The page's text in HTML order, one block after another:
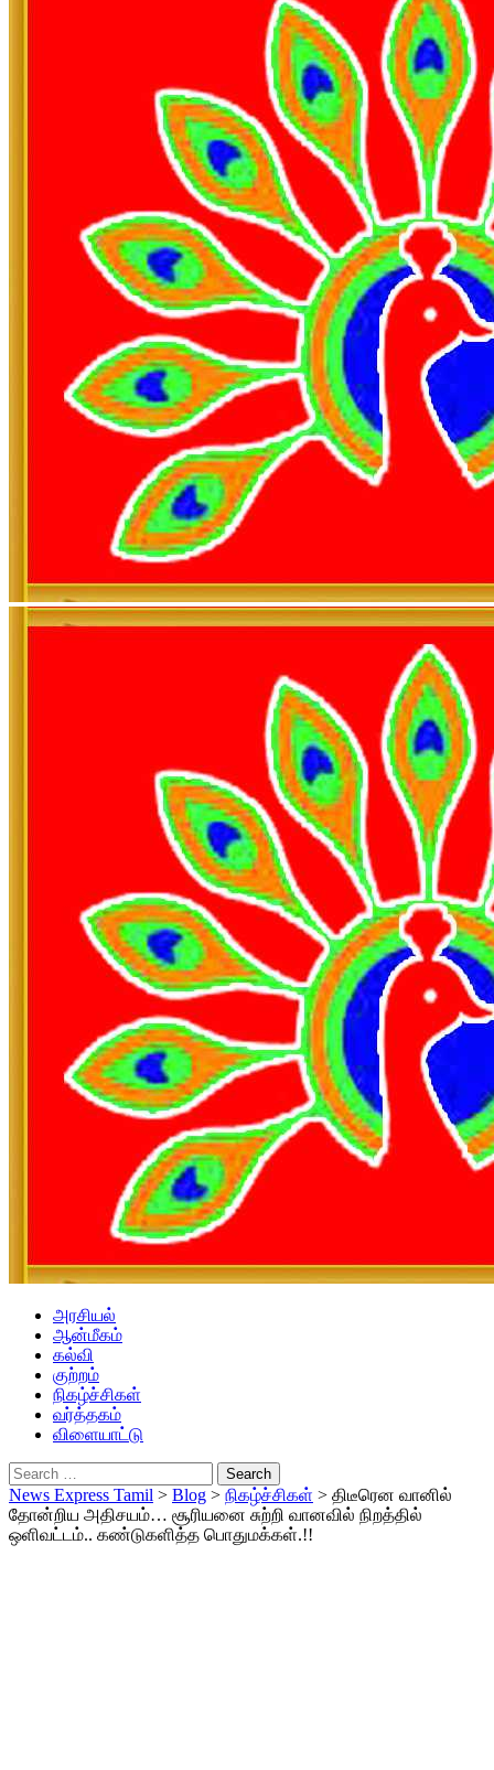
அரசியல்
ஆன்மீகம்
கல்வி
குற்றம்
நிகழ்ச்சிகள்
வர்த்தகம்
விளையாட்டு
Search
for:
News Express Tamil > Blog > நிகழ்ச்சிகள் > திடீரென வானில்
தோன்றிய அதிசயம்… சூரியனை சுற்றி வானவில் நிறத்தில்
ஒளிவட்டம்.. கண்டுகளித்த பொதுமக்கள்.!!